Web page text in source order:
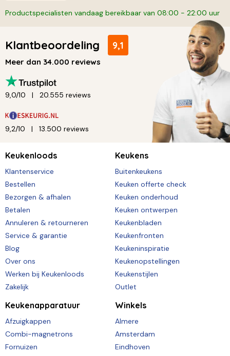
Productspecialisten vandaag bereikbaar van 08:00 - 22:00 uur
Klantbeoordeling 9,1
Meer dan 34.000 reviews
9,0/10 20.555 reviews
9,2/10 13.500 reviews
Keukenloods
Klantenservice
Bestellen
Bezorgen & afhalen
Betalen
Annuleren & retourneren
Service & garantie
Blog
Over ons
Werken bij Keukenloods
Zakelijk
Keukens
Buitenkeukens
Keuken offerte check
Keuken onderhoud
Keuken ontwerpen
Keukenbladen
Keukenfronten
Keukeninspiratie
Keukenopstellingen
Keukenstijlen
Outlet
Keukenapparatuur
Afzuigkappen
Combi-magnetrons
Fornuizen
Winkels
Almere
Amsterdam
Eindhoven